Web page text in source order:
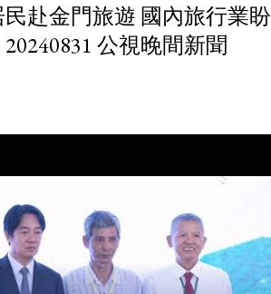
赴金門旅遊 國內旅行業盼
公視晚間新聞